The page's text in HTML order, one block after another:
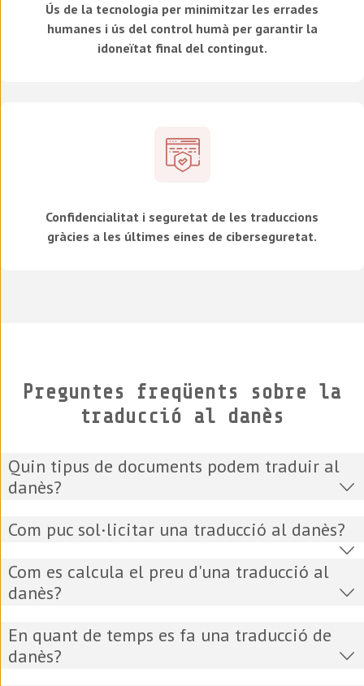
Ús de la tecnologia per minimitzar les errades
humanes i ús del control humà per garantir la
idoneïtat final del contingut.
Confidencialitat i seguretat de les traduccions
gràcies a les últimes eines de ciberseguretat.
Preguntes freqüents sobre la
traducció al danès
Quin tipus de documents podem traduir al
danès?
Com puc sol·licitar una traducció al danès?
Com es calcula el preu d'una traducció al
danès?
En quant de temps es fa una traducció de
danès?